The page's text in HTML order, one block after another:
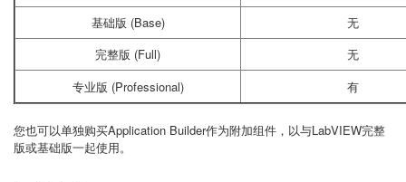
基础版 (Base)
无
完整版 (Full)
无
专业版 (Professional)
有
您也可以单独购买Application Builder作为附加组件，以与LabVIEW完整
版或基础版一起使用。